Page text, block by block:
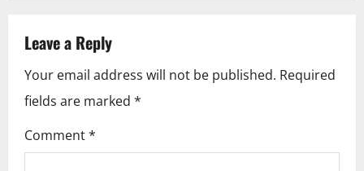
v
i
g
a
Leave a Reply
Your email address will not be published. Required
fields are marked *
Comment*